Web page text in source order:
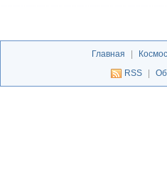
Главная | Космос
RSS
|